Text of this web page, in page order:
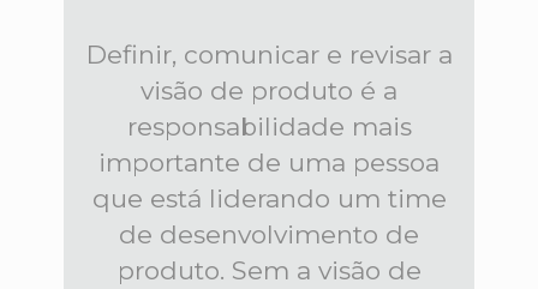
Definir, comunicar e revisar a
visão de produto é a
responsabilidade mais
importante de uma pessoa
que está liderando um time
de desenvolvimento de
produto. Sem a visão de